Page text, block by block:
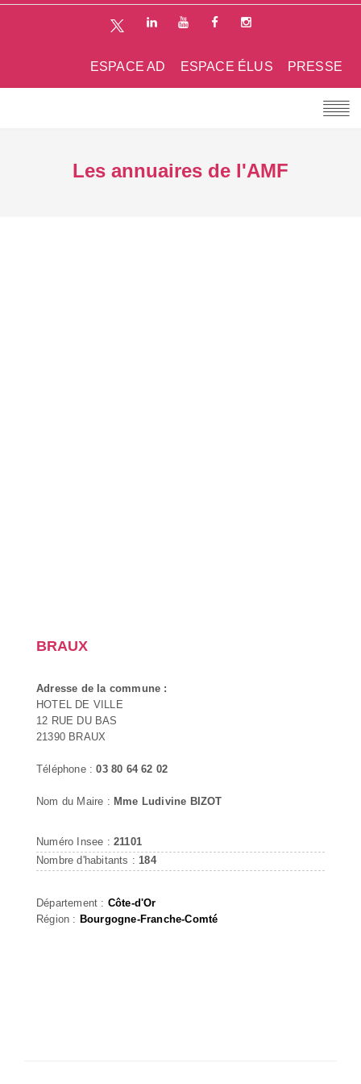
PRESSE
ESPACE ÉLUS
ESPACE AD
Les annuaires de l'AMF
BRAUX
Adresse de la commune :
HOTEL DE VILLE
12 RUE DU BAS
21390 BRAUX
Téléphone :03 80 64 62 02
Nom du Maire : Mme Ludivine BIZOT
Numéro Insee : 21101
Nombre d'habitants : 184
Département : Côte-d'Or
Région : Bourgogne-Franche-Comté